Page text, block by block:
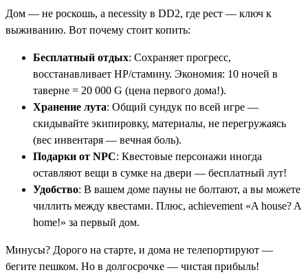
Дом — не роскошь, а necessity в DD2, где рест — ключ к
выживанию. Вот почему стоит копить:
Бесплатный отдых: Сохраняет прогресс,
восстанавливает HP/стамину. Экономия: 10 ночей в
таверне = 20 000 G (цена первого дома!).
Хранение лута: Общий сундук по всей игре —
скидывайте экипировку, материалы, не перегружаясь
(вес инвентаря — вечная боль).
Подарки от NPC: Квестовые персонажи иногда
оставляют вещи в сумке на двери — бесплатный лут!
Удобство: В вашем доме пауны не болтают, а вы можете
чиллить между квестами. Плюс, achievement «A house? A
home!» за первый дом.
Минусы? Дорого на старте, и дома не телепортируют —
бегите пешком. Но в долгосрочке — чистая прибыль!